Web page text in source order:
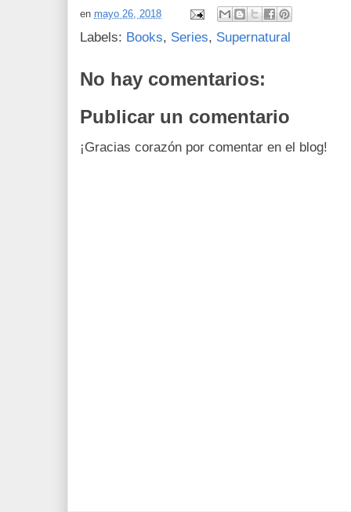
en mayo 26, 2018
Labels: Books, Series, Supernatural
No hay comentarios:
Publicar un comentario
¡Gracias corazón por comentar en el blog!